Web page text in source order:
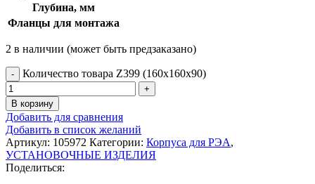
Глубина, мм
Фланцы для монтажа
2 в наличии (может быть предзаказано)
Количество товара Z399 (160x160x90)
В корзину
Добавить для сравнения
Добавить в список желаний
Артикул: 105972 Категории: Корпуса для РЭА,
УСТАНОВОЧНЫЕ ИЗДЕЛИЯ
Поделиться: